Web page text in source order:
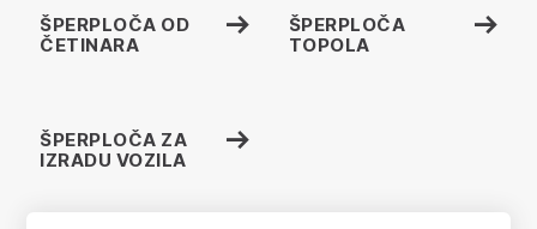
ŠPERPLOČA OD
ČETINARA
ŠPERPLOČA
TOPOLA
ŠPERPLOČA ZA
IZRADU VOZILA